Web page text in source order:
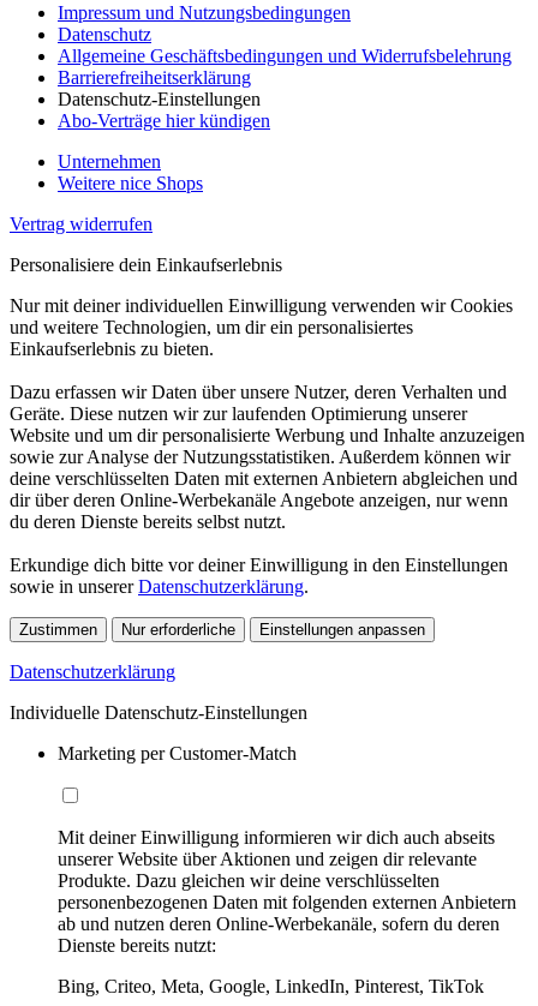
Impressum und Nutzungsbedingungen
Datenschutz
Allgemeine Geschäftsbedingungen und Widerrufsbelehrung
Barrierefreiheitserklärung
Datenschutz-Einstellungen
Abo-Verträge hier kündigen
Unternehmen
Weitere nice Shops
Vertrag widerrufen
Personalisiere dein Einkaufserlebnis
Nur mit deiner individuellen Einwilligung verwenden wir Cookies
und weitere Technologien, um dir ein personalisiertes
Einkaufserlebnis zu bieten.
Dazu erfassen wir Daten über unsere Nutzer, deren Verhalten und
Geräte. Diese nutzen wir zur laufenden Optimierung unserer
Website und um dir personalisierte Werbung und Inhalte anzuzeigen
sowie zur Analyse der Nutzungsstatistiken. Außerdem können wir
deine verschlüsselten Daten mit externen Anbietern abgleichen und
dir über deren Online-Werbekanäle Angebote anzeigen, nur wenn
du deren Dienste bereits selbst nutzt.
Erkundige dich bitte vor deiner Einwilligung in den Einstellungen
sowie in unsererDatenschutzerklärung.
Zustimmen Nur erforderliche Einstellungen anpassen
Datenschutzerklärung
Individuelle Datenschutz-Einstellungen
Marketing per Customer-Match
Mit deiner Einwilligung informieren wir dich auch abseits
unserer Website über Aktionen und zeigen dir relevante
Produkte. Dazu gleichen wir deine verschlüsselten
personenbezogenen Daten mit folgenden externen Anbietern
ab und nutzen deren Online-Werbekanäle, sofern du deren
Dienste bereits nutzt:
Bing, Criteo, Meta, Google, LinkedIn, Pinterest, TikTok